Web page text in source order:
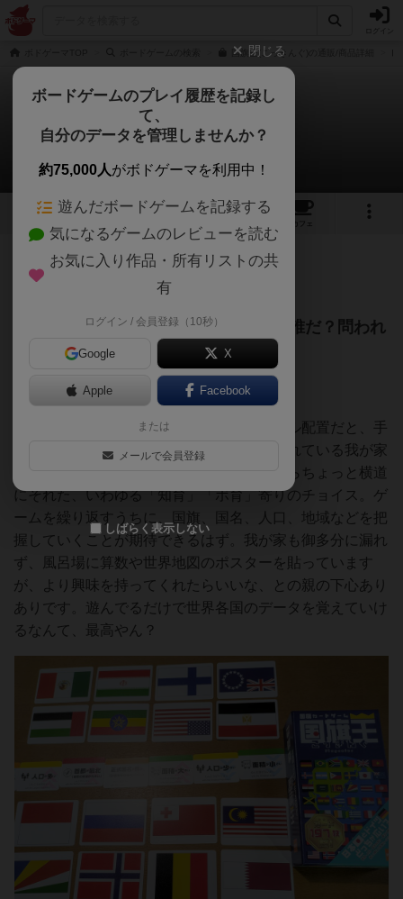
国旗王(こっきんぐ)の通販/商品詳細
国旗王（こっきんぐ）
touring123さんのレビュー
1 6
カフェ
392名 6名 0 約1年前
お題にそった国旗カードを出せるのは誰だ？問われ
る社会科の知識！
小３の息子や妻相手に、デッキ構築だタイル配置だと、手
加減なしのボドゲプレイが日々繰り広げられている我が家
ですが、本作はゲーマー寄りのチョイスからちょっと横道
にそれた、いわゆる「知育」「ボ育」寄りのチョイス。ゲ
ームを繰り返すうちに、国旗、国名、人口、地域などを把
握していくことが期待できるはず。我が家も御多分に漏れ
ず、風呂場に算数や世界地図のポスターを貼っています
が、より興味を持ってくれたらいいな、との親の下心あり
ありです。遊んでるだけで世界各国のデータを覚えていけ
るなんて、最高やん？
閉じる
ボードゲームのプレイ履歴を記録し
て、
自分のデータを管理しませんか？
約75,000人がボドゲーマを利用中！
遊んだボードゲームを記録する
気になるゲームのレビューを読む
お気に入り作品・所有リストの共
有
ログイン / 会員登録（10秒）
Google X
Apple Facebook
または
メールで会員登録
しばらく表示しない